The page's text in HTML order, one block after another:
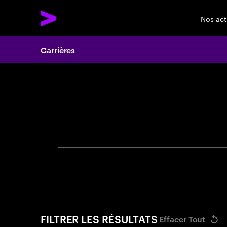
Nos
Carrières
Veuillez
FILTRER LES RÉSULTATS Effacer Tout